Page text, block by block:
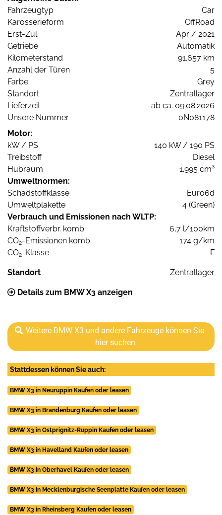
Fahrzeugtyp
Car
Karosserieform
OffRoad
Erst-Zul.
Apr / 2021
Getriebe
Automatik
Kilometerstand
91.657 km
Anzahl der Türen
5
Farbe
Grey
Standort
Zentrallager
Lieferzeit
ab ca. 09.08.2026
Unsere Nummer
0N081178
Motor:
kW / PS
140 kW / 190 PS
Treibstoff
Diesel
Hubraum
1.995 cm³
Umweltnormen:
Schadstoffklasse
Euro6d
Umweltplakette
4 (Green)
Verbrauch und Emissionen nach WLTP:
Kraftstoffverbr. komb.
6,7 l/100km
CO2-Emissionen komb.
174 g/km
CO2-Klasse F
Standort Zentrallager
Details zum BMW X3 anzeigen
Weitere BMW X3 und andere Fahrzeuge können Sie
hier suchen
Stattdessen können Sie auch:
BMW X3 in Neuruppin Kaufen oder leasen
BMW X3 in Brandenburg Kaufen oder leasen
BMW X3 in Ostprignitz-Ruppin Kaufen oder leasen
BMW X3 in Havelland Kaufen oder leasen
BMW X3 in Oberhavel Kaufen oder leasen
BMW X3 in Mecklenburgische Seenplatte Kaufen oder leasen
BMW X3 in Rheinsberg Kaufen oder leasen